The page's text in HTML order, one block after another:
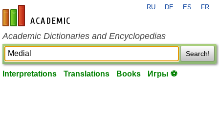
en-academic.com
RU DE ES FR
Academic Dictionaries and Encyclopedias
Search!
Interpretations Translations Books Игры ⚽